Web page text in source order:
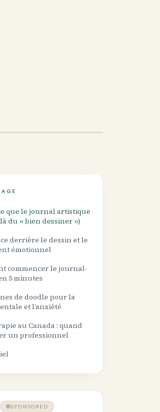
que le journal artistique
du « bien dessiner »)
derrière le dessin et le
émotionnel
commencer le journal-
5 minutes
de doodle pour la
et l’anxiété
au Canada : quand
un professionnel
SPONSORED